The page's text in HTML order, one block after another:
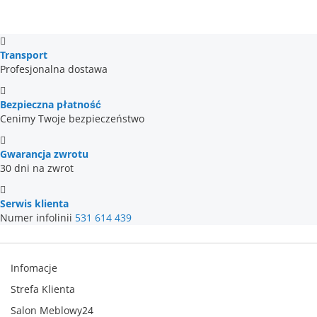
Transport
Profesjonalna dostawa
Bezpieczna płatność
Cenimy Twoje bezpieczeństwo
Gwarancja zwrotu
30 dni na zwrot
Serwis klienta
Numer infolinii 531 614 439
Infomacje
Strefa Klienta
Salon Meblowy24